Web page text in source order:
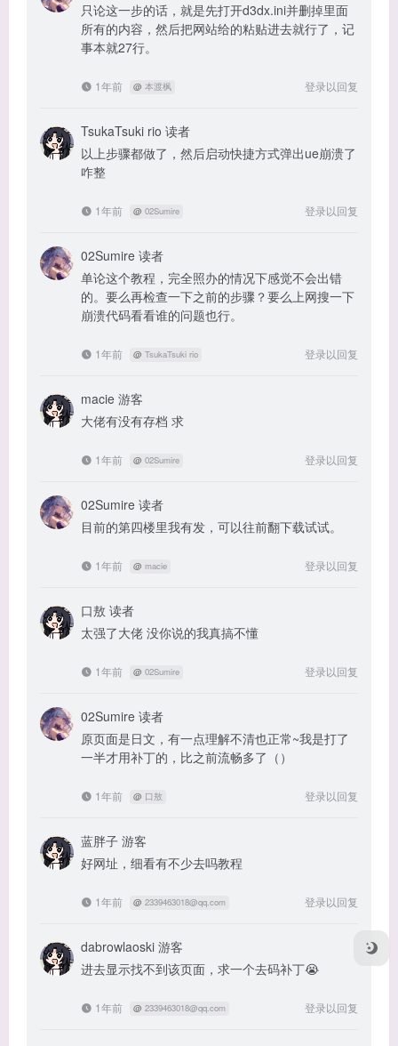
只论这一步的话，就是先打开d3dx.ini并删掉里面
所有的内容，然后把网站给的粘贴进去就行了，记
事本就27行。
1年前 @ 本渡枫 登录以回复
TsukaTsuki rio 读者
以上步骤都做了，然后启动快捷方式弹出ue崩溃了
咋整
1年前 @ 02Sumire 登录以回复
02Sumire 读者
单论这个教程，完全照办的情况下感觉不会出错
的。要么再检查一下之前的步骤？要么上网搜一下
崩溃代码看看谁的问题也行。
1年前 @ TsukaTsuki rio 登录以回复
macie 游客
大佬有没有存档 求
1年前 @ 02Sumire 登录以回复
02Sumire 读者
目前的第四楼里我有发，可以往前翻下载试试。
1年前 @ macie 登录以回复
口敖 读者
太强了大佬 没你说的我真搞不懂
1年前 @ 02Sumire 登录以回复
02Sumire 读者
原页面是日文，有一点理解不清也正常~我是打了
一半才用补丁的，比之前流畅多了（）
1年前 @ 口敖 登录以回复
蓝胖子 游客
好网址，细看有不少去吗教程
1年前 @ 2339463018@qq.com 登录以回复
dabrowlaoski 游客
进去显示找不到该页面，求一个去码补丁😭
1年前 @ 2339463018@qq.com 登录以回复